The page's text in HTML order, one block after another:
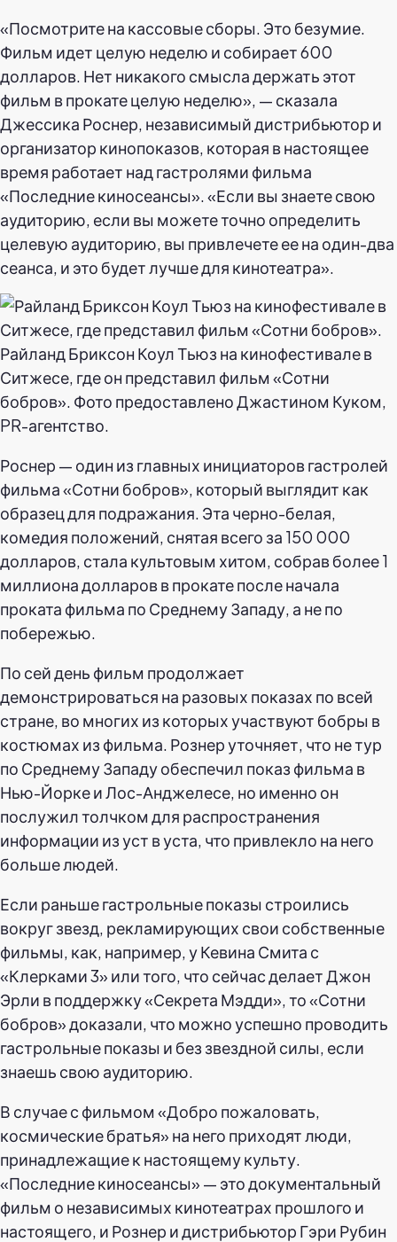
«Посмотрите на кассовые сборы. Это безумие.
Фильм идет целую неделю и собирает 600
долларов. Нет никакого смысла держать этот
фильм в прокате целую неделю», — сказала
Джессика Роснер, независимый дистрибьютор и
организатор кинопоказов, которая в настоящее
время работает над гастролями фильма
«Последние киносеансы». «Если вы знаете свою
аудиторию, если вы можете точно определить
целевую аудиторию, вы привлечете ее на один-два
сеанса, и это будет лучше для кинотеатра».
Райланд Бриксон Коул Тьюз на кинофестивале в
Ситжесе, где он представил фильм «Сотни
бобров». Фото предоставлено Джастином Куком,
PR-агентство.
Роснер — один из главных инициаторов гастролей
фильма «Сотни бобров», который выглядит как
образец для подражания. Эта черно-белая,
комедия положений, снятая всего за 150 000
долларов, стала культовым хитом, собрав более 1
миллиона долларов в прокате после начала
проката фильма по Среднему Западу, а не по
побережью.
По сей день фильм продолжает
демонстрироваться на разовых показах по всей
стране, во многих из которых участвуют бобры в
костюмах из фильма. Рознер уточняет, что не тур
по Среднему Западу обеспечил показ фильма в
Нью-Йорке и Лос-Анджелесе, но именно он
послужил толчком для распространения
информации из уст в уста, что привлекло на него
больше людей.
Если раньше гастрольные показы строились
вокруг звезд, рекламирующих свои собственные
фильмы, как, например, у Кевина Смита с
«Клерками 3» или того, что сейчас делает Джон
Эрли в поддержку «Секрета Мэдди», то «Сотни
бобров» доказали, что можно успешно проводить
гастрольные показы и без звездной силы, если
знаешь свою аудиторию.
В случае с фильмом «Добро пожаловать,
космические братья» на него приходят люди,
принадлежащие к настоящему культу.
«Последние киносеансы» — это документальный
фильм о независимых кинотеатрах прошлого и
настоящего, и Рознер и дистрибьютор Гэри Рубин